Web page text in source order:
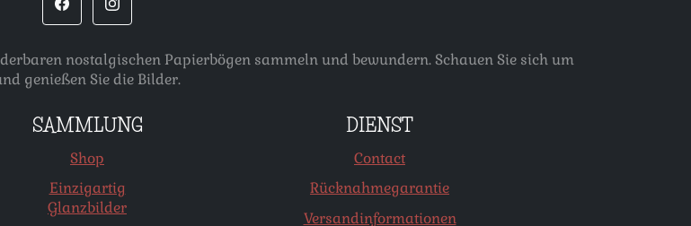
nostalgischen Papierbögen sammeln und bewundern. Schauen Sie sich um
genießen Sie die Bilder.
SAMMLUNG
Shop
Einzigartig
Glanzbilder
DIENST
Contact
Rücknahmegarantie
Versandinformationen